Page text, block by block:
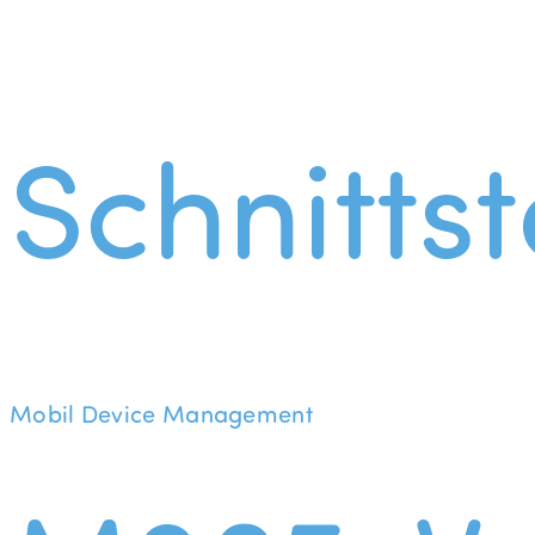
Mobil Device Management